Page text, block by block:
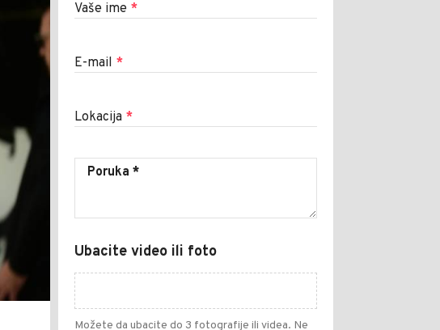
Vaše ime *
E-mail *
Lokacija *
Ubacite video ili foto
Možete da ubacite do 3 fotografije ili videa. Ne